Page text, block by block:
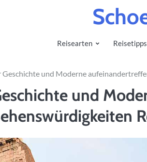
Reisearten Reisetipps
Geschichte und Moderne
und